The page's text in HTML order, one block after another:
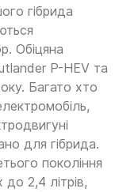
гібрида
Обіцяна
P-HEV та
Багато хто
для гібрида.
покоління
2,4 літрів,